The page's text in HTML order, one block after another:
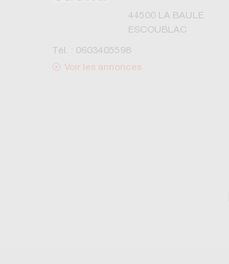
44500 LA BAULE
ESCOUBLAC
Tél. : 0603405598
Voir les annonces